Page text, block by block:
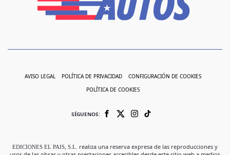
AVISO LEGAL POLÍTICA DE PRIVACIDAD CONFIGURACIÓN DE COOKIES
POLÍTICA DE COOKIES
SÍGUENOS:
EDICIONES EL PAIS, S.L.
realiza una reserva expresa de las reproducciones y